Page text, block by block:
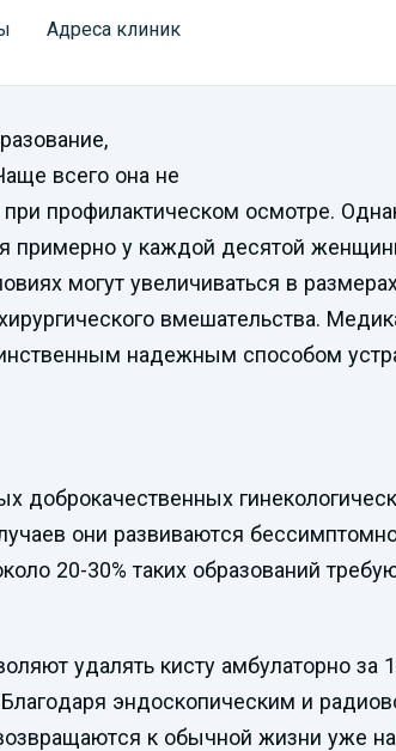
Адреса клиник
всего она не
профилактическом осмотре.
примерно у каждой десятой
могут увеличиваться в
вмешательства.
надежным способом
доброкачественных
они развиваются
20-30% таких образований
удалять кисту амбулаторно
эндоскопическим и
к обычной жизни уже